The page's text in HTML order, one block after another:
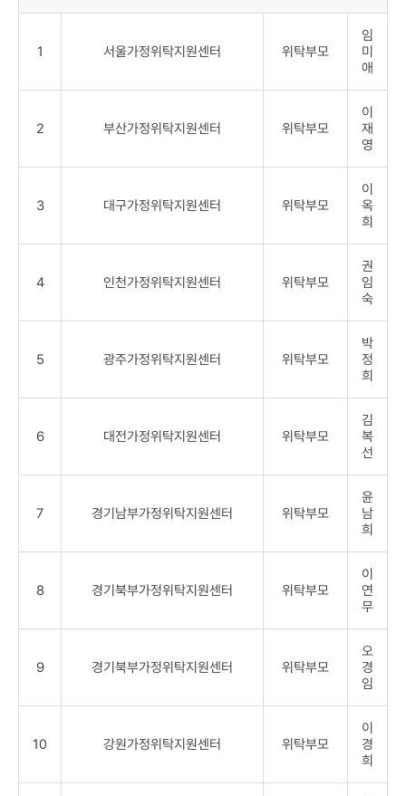
1 서울가정위탁지원센터 위탁부모
임
미
애
2 부산가정위탁지원센터 위탁부모
이
재
영
3 대구가정위탁지원센터 위탁부모
이
옥
희
4 인천가정위탁지원센터 위탁부모
권
임
숙
5 광주가정위탁지원센터 위탁부모
박
정
희
6 대전가정위탁지원센터 위탁부모
김
복
선
7 경기남부가정위탁지원센터 위탁부모
윤
남
희
8 경기북부가정위탁지원센터 위탁부모
이
연
무
9 경기북부가정위탁지원센터 위탁부모
오
경
임
10 강원가정위탁지원센터 위탁부모
이
경
희